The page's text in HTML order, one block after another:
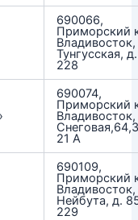
690066,
Приморский
Владивосток,
Тунгусская,
228
690074,
Приморский
Владивосток,
21 А
690109,
Приморский
Владивосток,
Нейбута, д.
229